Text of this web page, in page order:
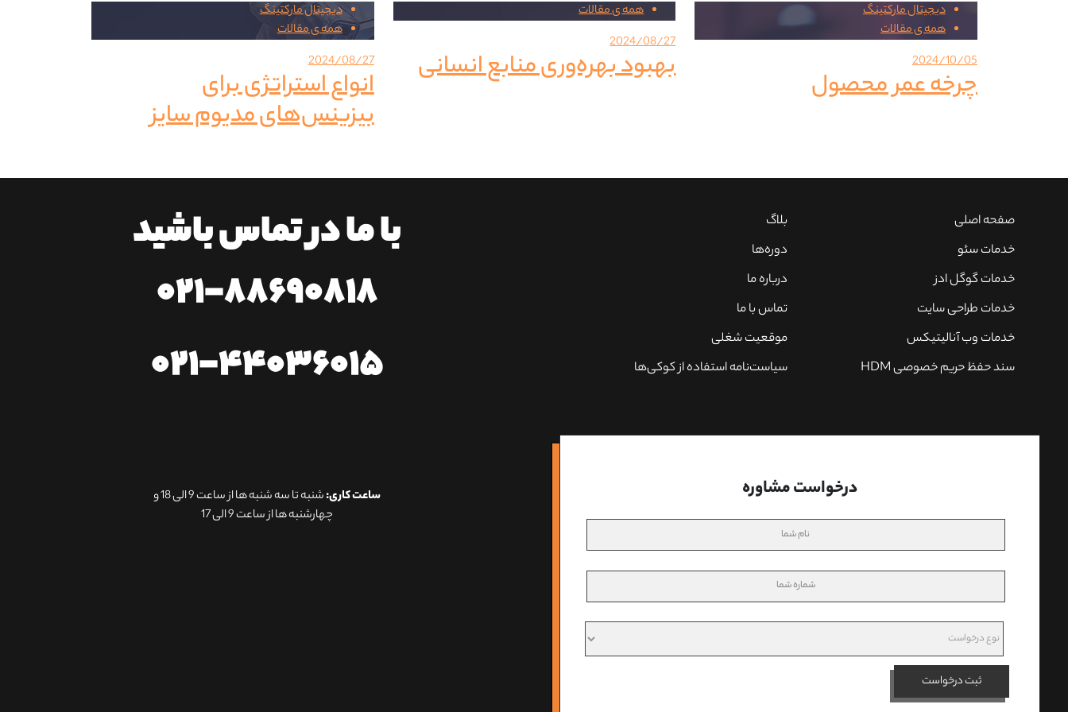
دیجیتال مارکتینگ
همه ی مقالات
2024/10/05
چرخه عمر محصول
همه ی مقالات
2024/08/27
بهبود بهره‌وری منابع انسانی
دیجیتال مارکتینگ
همه ی مقالات
2024/08/27
انواع استراتژی برای
بیزینس‌های مدیوم سایز
ساعت کاری:شنبه تا سه شنبه ها از ساعت 9 الی 18 و
چهارشنبه ها از ساعت 9 الی 17
با ما در تماس باشید
۰۲۱-۸۸۶۹۰۸۱۸
۰۲۱-۴۴۰۳۶۰۱۵
صفحه‌ اصلی
بلاگ
خدمات سئو
دوره‌ها
خدمات گوگل ادز
درباره ما
خدمات طراحی سایت
تماس با ما
خدمات وب آنالیتیکس
موقعیت شغلی
سند حفظ حریم خصوصی HDM
سیاست‌نامه استفاده از کوکی‌ها
درخواست مشاوره
ثبت درخواست